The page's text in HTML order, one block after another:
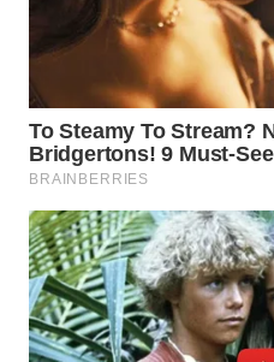
WN
WN
SAMOSIR
WN
PADANG
LAWAS